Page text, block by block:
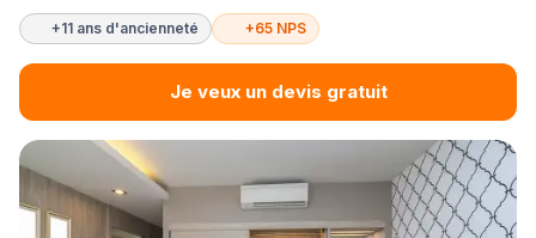
+11 ans d'ancienneté +65 NPS
Je veux un devis gratuit